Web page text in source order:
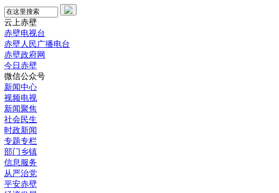
云上赤壁
赤壁电视台
赤壁人民广播电台
赤壁政府网
今日赤壁
微信公众号
新闻中心
视频电视
新闻聚焦
社会民生
时政新闻
专题专栏
部门乡镇
信息服务
从严治党
平安赤壁